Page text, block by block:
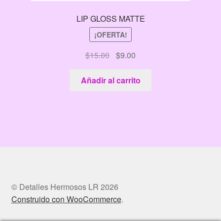
LIP GLOSS MATTE
¡OFERTA!
$15.00 El
precio
original
era:
$9.00
precio
actual
es:
Añadir al carrito
© Detalles Hermosos LR 2026
Construido con WooCommerce.